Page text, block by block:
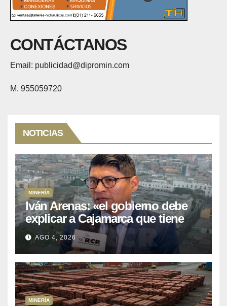
CONTÁCTANOS
Email: publicidad@dipromin.com
M. 955059720
NOTICIAS
MINERÍA
Iván Arenas: «el gobierno debe
explicar a Cajamarca que tiene
US$ 16 mil millones en proyectos
mineros para salir de la pobreza
AGO 4, 2026
MINERÍA